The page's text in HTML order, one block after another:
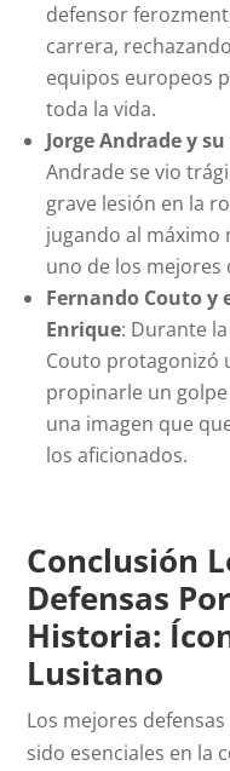
defensor
carrera,
equipos europeos
toda la vida.
Jorge Andrade y
Andrade se vio
grave lesión en la
jugando al máximo
uno de los mejores
Fernando Couto y
Enrique: Durante
Couto protagonizó
propinarle un
una imagen que
los aficionados.
Conclusión
Defensas
Historia:
Lusitano
Los mejores
sido esenciales en la